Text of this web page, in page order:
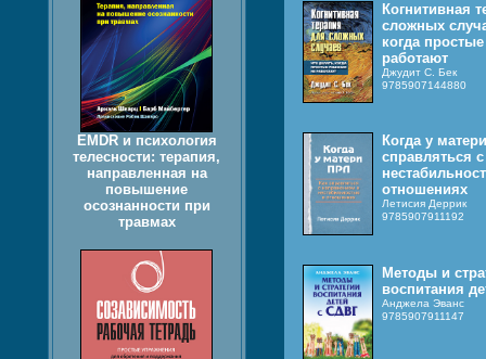
EMDR и психология
телесности: терапия,
направленная на
повышение
осознанности при
травмах
Когнитивная
сложных
когда
работают
Джудит С. Бек
9785907144880
Когда у
справляться
отношениях
Летисия Деррик
9785907911192
Методы и
воспитания
Анджела Эванс
9785907911147